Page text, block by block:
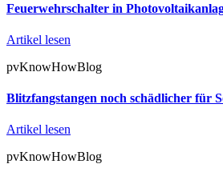
Feuerwehrschalter in
Artikel lesen
pvKnowHowBlog
Blitzfangstangen noch schädlicher für
Artikel lesen
pvKnowHowBlog